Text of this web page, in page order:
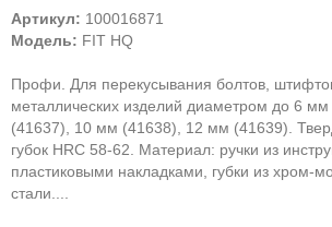
Артикул: 100016871
Модель: FIT HQ
Профи. Для перекусывания болтов,
металлических изделий диаметром до 6
(41637), 10 мм (41638), 12 мм (41639).
губок HRC 58-62. Материал: ручки из
пластиковыми накладками, губки из хром-
стали....